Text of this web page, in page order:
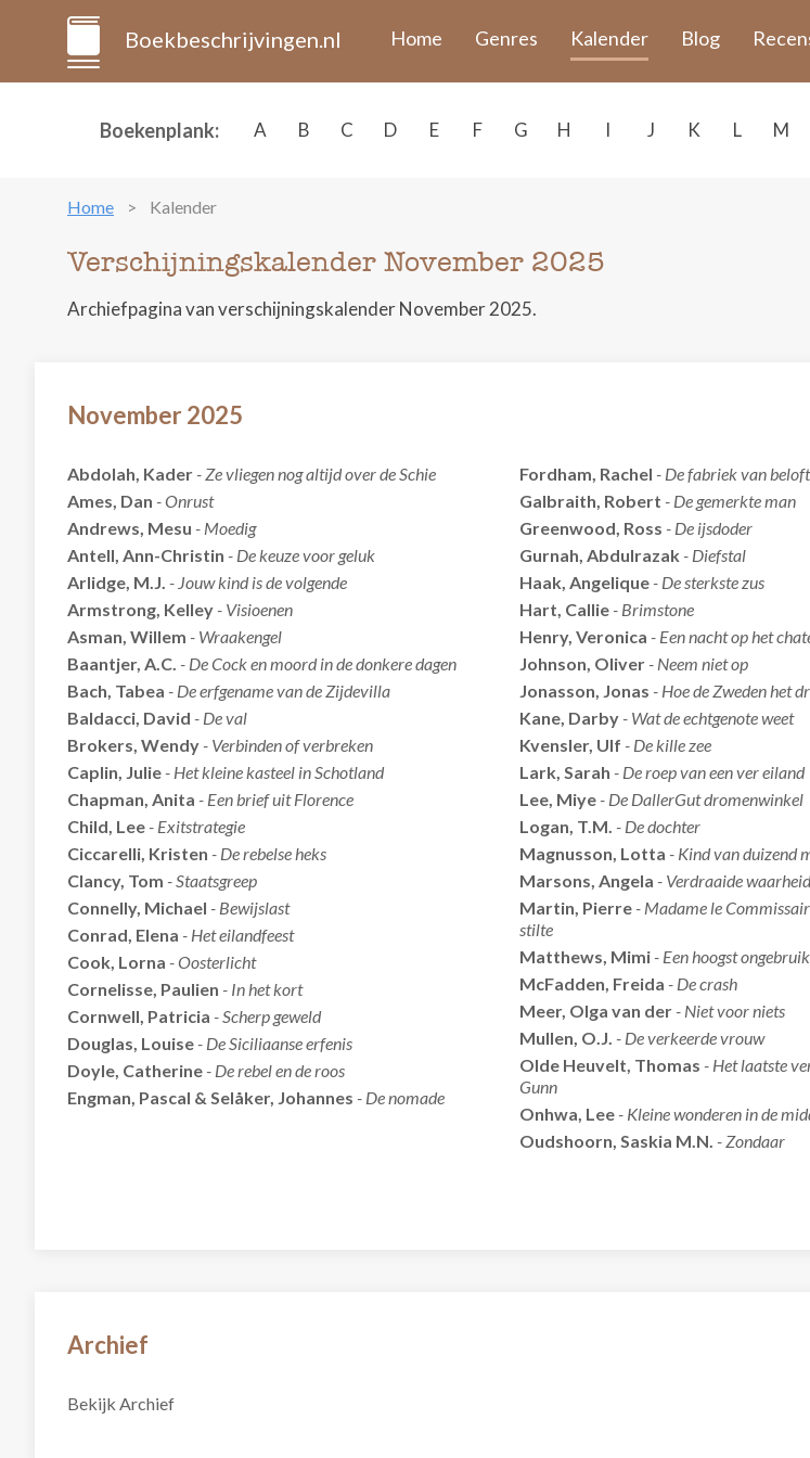
Boekbeschrijvingen.nl Home Genres Kalender Blog
Boekenplank: A B C D E F G H I J K L M
Home Kalender
Verschijningskalender November 2025
Archiefpagina van verschijningskalender November 2025.
November 2025
Abdolah, Kader - Ze vliegen nog altijd over de Schie
Ames, Dan - Onrust
Andrews, Mesu - Moedig
Antell, Ann-Christin - De keuze voor geluk
Arlidge, M.J. - Jouw kind is de volgende
Armstrong, Kelley - Visioenen
Asman, Willem - Wraakengel
Baantjer, A.C. - De Cock en moord in de donkere dagen
Bach, Tabea - De erfgename van de Zijdevilla
Baldacci, David - De val
Brokers, Wendy - Verbinden of verbreken
Caplin, Julie - Het kleine kasteel in Schotland
Chapman, Anita - Een brief uit Florence
Child, Lee - Exitstrategie
Ciccarelli, Kristen - De rebelse heks
Clancy, Tom - Staatsgreep
Connelly, Michael - Bewijslast
Conrad, Elena - Het eilandfeest
Cook, Lorna - Oosterlicht
Cornelisse, Paulien - In het kort
Cornwell, Patricia - Scherp geweld
Douglas, Louise - De Siciliaanse erfenis
Doyle, Catherine - De rebel en de roos
Engman, Pascal & Selåker, Johannes - De nomade
Fordham, Rachel - De fabriek van
Galbraith, Robert - De gemerkte man
Greenwood, Ross - De ijsdoder
Gurnah, Abdulrazak - Diefstal
Haak, Angelique- De sterkste zus
Hart, Callie- Brimstone
Henry, Veronica - Een nacht op het
Johnson, Oliver- Neem niet op
Jonasson, Jonas - Hoe de Zweden het
Kane, Darby- Wat de echtgenote weet
Kvensler, Ulf - De kille zee
Lark, Sarah - De roep van een ver eiland
Lee, Miye- De DallerGut dromenwinkel
Logan, T.M. - De dochter
Magnusson, Lotta - Kind van duizend
Marsons, Angela - Verdraaide waarheid
Martin, Pierre- Madame le
stilte
Matthews, Mimi- Een hoogst
McFadden, Freida - De crash
Meer, Olga van der- Niet voor niets
Mullen, O.J. - De verkeerde vrouw
Olde Heuvelt, Thomas - Het laatste
Gunn
Onhwa, Lee- Kleine wonderen in de
Oudshoorn, Saskia M.N. - Zondaar
Archief
Bekijk Archief